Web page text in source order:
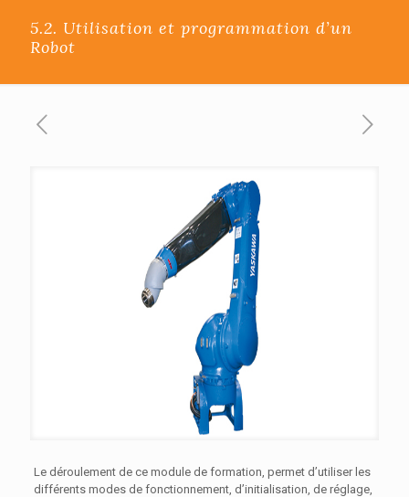
5.2. Utilisation et programmation d’un
Robot
Le déroulement de ce module de formation, permet d’utiliser les
différents modes de fonctionnement, d’initialisation, de réglage,